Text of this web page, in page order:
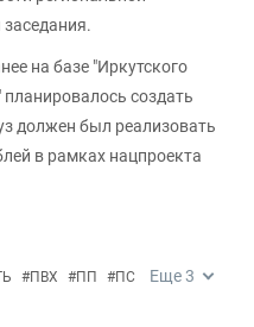
на базе "Иркутского
планировалось создать
должен был реализовать
в рамках нацпроекта
#ПВХ #ПП #ПС Еще3